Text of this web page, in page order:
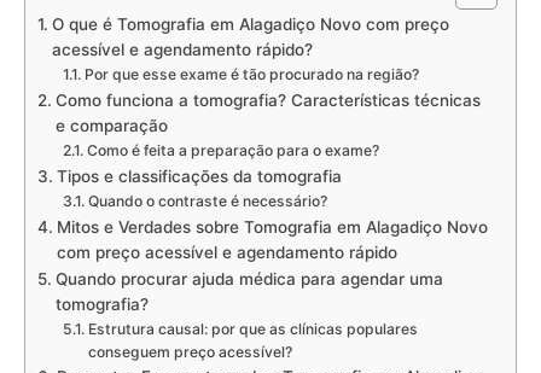
O que é Tomografia em Alagadiço Novo com preço
acessível e agendamento rápido?
Por que esse exame é tão procurado na região?
Como funciona a tomografia? Características técnicas
e comparação
Como é feita a preparação para o exame?
Tipos e classificações da tomografia
Quando o contraste é necessário?
Mitos e Verdades sobre Tomografia em Alagadiço Novo
com preço acessível e agendamento rápido
Quando procurar ajuda médica para agendar uma
tomografia?
Estrutura causal: por que as clínicas populares
conseguem preço acessível?